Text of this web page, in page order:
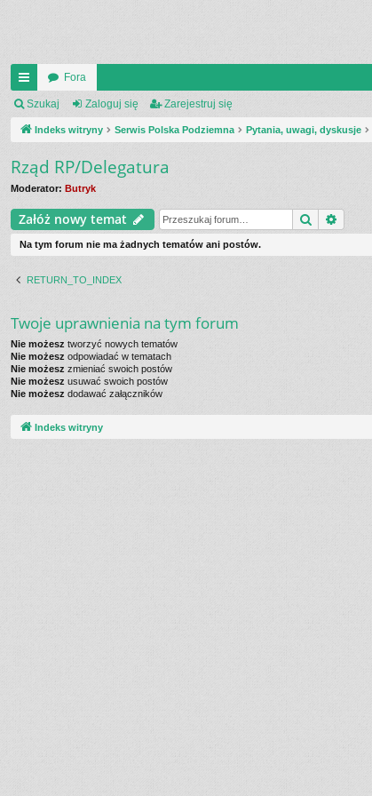
UI
C
_L
IN
K
Fora
Szukaj Zaloguj się Zarejestruj się
Indeks witryny Serwis Polska Podziemna Pytania, uwagi, dyskusje
Rząd RP/Delegatura
Moderator: Butryk
Załóż nowy temat Szukaj
Na tym forum nie ma żadnych tematów ani postów.
RETURN_TO_INDEX
Twoje uprawnienia na tym forum
Nie możesz tworzyć nowych tematów
Nie możesz odpowiadać w tematach
Nie możesz zmieniać swoich postów
Nie możesz usuwać swoich postów
Nie możesz dodawać załączników
Indeks witryny